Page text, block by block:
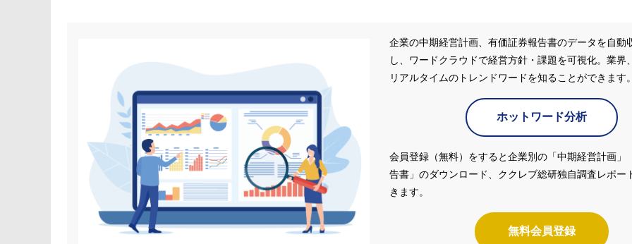
企業の中期経営計画、有価証券報告書のデータを自動
し、ワードクラウドで経営方針・課題を可視化。業界
リアルタイムのトレンドワードを知ることができます
ホットワード分析
会員登録（無料）をすると企業別の「中期経営計画」
告書」のダウンロード、ククレブ総研独自調査レポー
きます。
無料会員登録